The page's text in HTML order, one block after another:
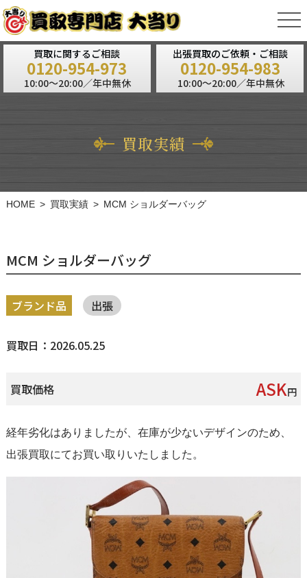
買取に関するご相談
0120-954-973
10:00～20:00／年中無休
出張買取のご依頼・ご相談
0120-954-983
10:00～20:00／年中無休
買取実績
HOME 買取実績 MCM ショルダーバッグ
MCM ショルダーバッグ
ブランド品 出張
買取日：2026.05.25
買取価格 ASK円
経年劣化はありましたが、在庫が少ないデザインのため、
出張買取にてお買い取りいたしました。